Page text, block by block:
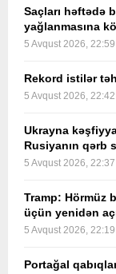
Saçları həftədə
yağlanmasına
5 Avqust 2026, 22:59
Rekord istilər
5 Avqust 2026, 22:42
Ukrayna
Rusiyanın qərb
5 Avqust 2026, 22:37
Tramp: Hörmüz
üçün yenidən
5 Avqust 2026, 22:19
Portağal